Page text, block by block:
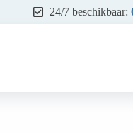
24/7 beschikbaar: